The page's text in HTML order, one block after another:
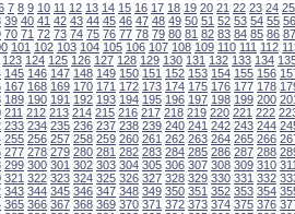
7 8 9 10 11 12 13 14 15 16 17 18 19 20 21 22 23 24 25
39 40 41 42 43 44 45 46 47 48 49 50 51 52 53 54 55 56
70 71 72 73 74 75 76 77 78 79 80 81 82 83 84 85 86 87
101 102 103 104 105 106 107 108 109 110 111 112
123 124 125 126 127 128 129 130 131 132 133 134
145 146 147 148 149 150 151 152 153 154 155 156
167 168 169 170 171 172 173 174 175 176 177 178
189 190 191 192 193 194 195 196 197 198 199 200
211 212 213 214 215 216 217 218 219 220 221 222
233 234 235 236 237 238 239 240 241 242 243 244
255 256 257 258 259 260 261 262 263 264 265 266
277 278 279 280 281 282 283 284 285 286 287 288
299 300 301 302 303 304 305 306 307 308 309 310 311
321 322 323 324 325 326 327 328 329 330 331 332
343 344 345 346 347 348 349 350 351 352 353 354
365 366 367 368 369 370 371 372 373 374 375 376